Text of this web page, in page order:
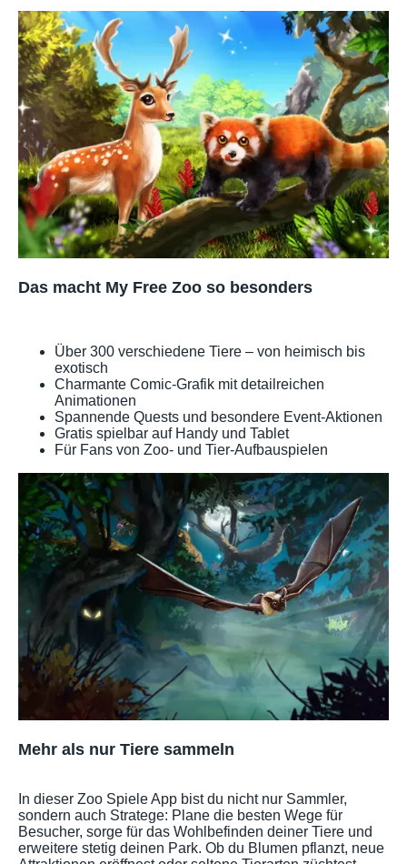
Das macht My Free Zoo so besonders
Über 300 verschiedene Tiere – von heimisch bis
exotisch
Charmante Comic-Grafik mit detailreichen
Animationen
Spannende Quests und besondere Event-Aktionen
Gratis spielbar auf Handy und Tablet
Für Fans von Zoo- und Tier-Aufbauspielen
Mehr als nur Tiere sammeln
In dieser Zoo Spiele App bist du nicht nur Sammler,
sondern auch Stratege: Plane die besten Wege für
Besucher, sorge für das Wohlbefinden deiner Tiere und
erweitere stetig deinen Park. Ob du Blumen pflanzt, neue